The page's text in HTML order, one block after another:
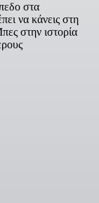
στα
να κάνεις στη
στην ιστορία